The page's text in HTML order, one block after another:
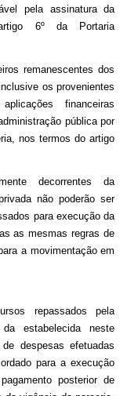
pela assinatura da
6º da Portaria
remanescentes dos
os provenientes
financeiras
pública por
nos termos do artigo
decorrentes da
não poderão ser
para execução da
as mesmas regras de
a movimentação em
repassados pela
estabelecida neste
despesas efetuadas
para a execução
posterior de